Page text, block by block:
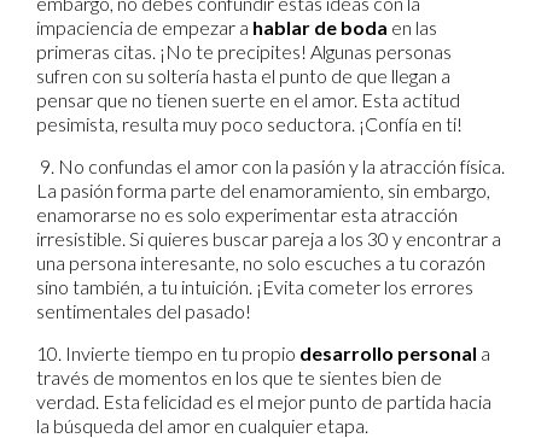
impaciencia de empezar a hablar de boda en las
primeras citas. ¡No te precipites! Algunas personas
sufren con su soltería hasta el punto de que llegan a
pensar que no tienen suerte en el amor. Esta actitud
pesimista, resulta muy poco seductora. ¡Confía en ti!
9. No confundas el amor con la pasión y la atracción física.
La pasión forma parte del enamoramiento, sin embargo,
enamorarse no es solo experimentar esta atracción
irresistible. Si quieres buscar pareja a los 30 y encontrar a
una persona interesante, no solo escuches a tu corazón
sino también, a tu intuición. ¡Evita cometer los errores
sentimentales del pasado!
10. Invierte tiempo en tu propio desarrollo personal a
través de momentos en los que te sientes bien de
verdad. Esta felicidad es el mejor punto de partida hacia
la búsqueda del amor en cualquier etapa.